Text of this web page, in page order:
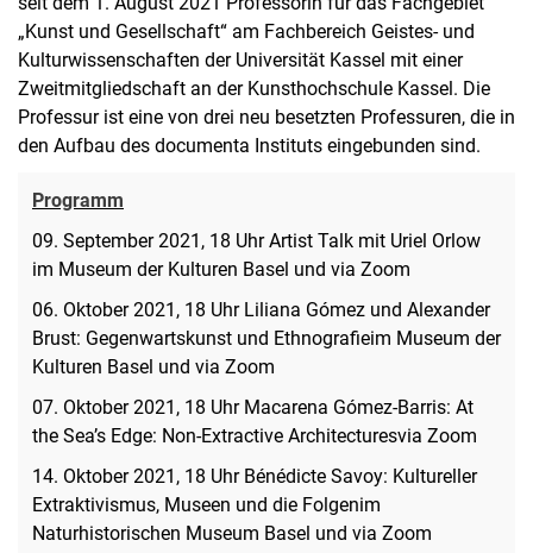
„Kunst und Gesellschaft“ am Fachbereich Geistes- und
Kulturwissenschaften der Universität Kassel mit einer
Zweitmitgliedschaft an der Kunsthochschule Kassel. Die
Professur ist eine von drei neu besetzten Professuren, die in
den Aufbau des documenta Instituts eingebunden sind.
Programm
09. September 2021, 18 Uhr Artist Talk mit Uriel Orlow
im Museum der Kulturen Basel und via Zoom
06. Oktober 2021, 18 Uhr Liliana Gómez und Alexander
Brust: Gegenwartskunst und Ethnografieim Museum der
Kulturen Basel und via Zoom
07. Oktober 2021, 18 Uhr Macarena Gómez-Barris: At
the Sea’s Edge: Non-Extractive Architecturesvia Zoom
14. Oktober 2021, 18 Uhr Bénédicte Savoy: Kultureller
Extraktivismus, Museen und die Folgenim
Naturhistorischen Museum Basel und via Zoom